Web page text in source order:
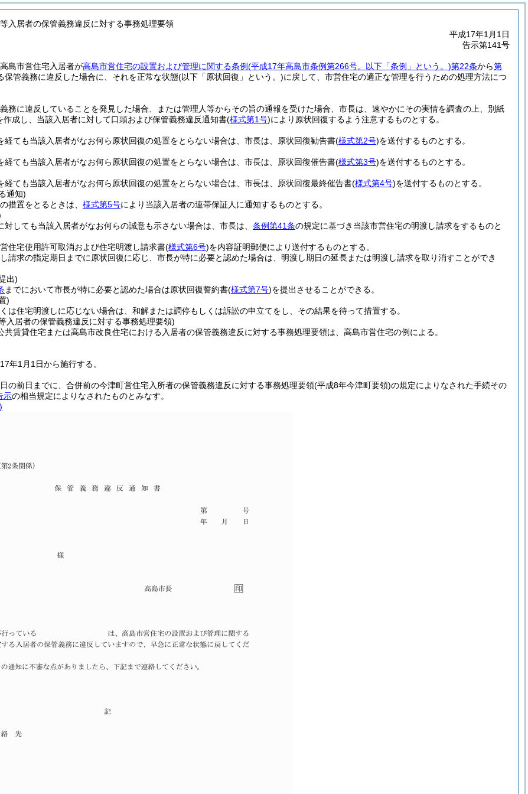
入居者の保管義務違反に対する事務処理要領
平成17年1月1日
告示第141号
島市営住宅入居者が高島市営住宅の設置および管理に関する条例(平成17年高島市条例第266号。以下「条例」という。)第22条から第
保管義務に違反した場合に、それを正常な状態(以下「原状回復」という。)に戻して、市営住宅の適正な管理を行うための処理方法につ
務に違反していることを発見した場合、または管理人等からその旨の通報を受けた場合、市長は、速やかにその実情を調査の上、別紙
作成し、当該入居者に対して口頭および保管義務違反通知書(様式第1号)により原状回復するよう注意するものとする。
経ても当該入居者がなお何ら原状回復の処置をとらない場合は、市長は、原状回復勧告書(様式第2号)を送付するものとする。
経ても当該入居者がなお何ら原状回復の処置をとらない場合は、市長は、原状回復催告書(様式第3号)を送付するものとする。
経ても当該入居者がなお何ら原状回復の処置をとらない場合は、市長は、原状回復最終催告書(様式第4号)を送付するものとする。
通知)
の措置をとるときは、 様式第5号により当該入居者の連帯保証人に通知するものとする。
対しても当該入居者がなお何らの誠意も示さない場合は、市長は、 条例第41条の規定に基づき当該市営住宅の明渡し請求をするものと
住宅使用許可取消および住宅明渡し請求書(様式第6号)を内容証明郵便により送付するものとする。
請求の指定期日までに原状回復に応じ、市長が特に必要と認めた場合は、明渡し期日の延長または明渡し請求を取り消すことができ
出)
までにおいて市長が特に必要と認めた場合は原状回復誓約書(様式第7号)を提出させることができる。
)
は住宅明渡しに応じない場合は、和解または調停もしくは訴訟の申立てをし、その結果を待って措置する。
入居者の保管義務違反に対する事務処理要領)
共賃貸住宅または高島市改良住宅における入居者の保管義務違反に対する事務処理要領は、高島市営住宅の例による。
年1月1日から施行する。
の前日までに、合併前の今津町営住宅入所者の保管義務違反に対する事務処理要領(平成8年今津町要領)の規定によりなされた手続その
示の相当規定によりなされたものとみなす。